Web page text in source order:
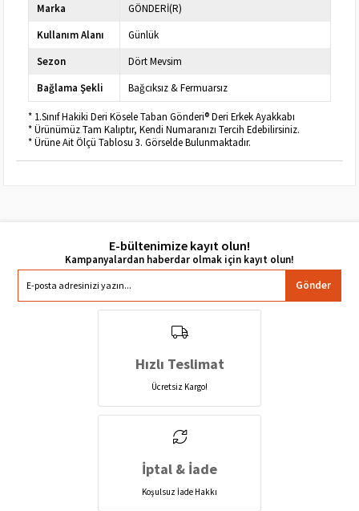
Marka
GÖNDERİ(R)
Kullanım Alanı
Günlük
Sezon
Dört Mevsim
Bağlama Şekli
Bağcıksız & Fermuarsız
* 1.Sınıf Hakiki Deri Kösele Taban Gönderi® Deri Erkek Ayakkabı
* Ürünümüz Tam Kalıptır, Kendi Numaranızı Tercih Edebilirsiniz.
* Ürüne Ait Ölçü Tablosu 3. Görselde Bulunmaktadır.
E-bültenimize kayıt olun!
Gönder
Hızlı Teslimat
Ücretsiz Kargo!
İptal & İade
Koşulsuz İade Hakkı